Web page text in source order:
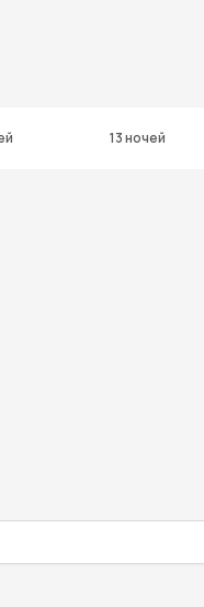
13 ночей